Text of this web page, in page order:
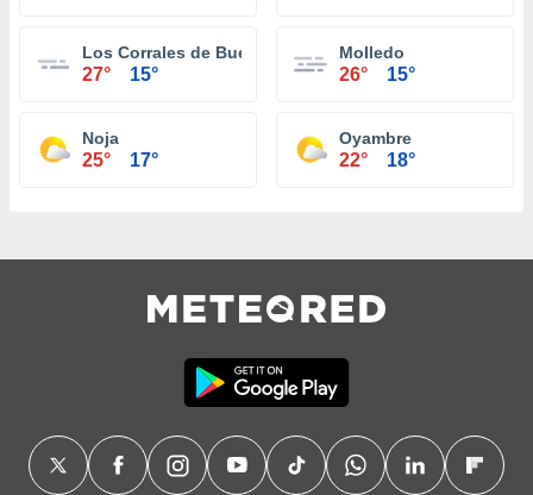
Los Corrales de Buelna
27° 15°
Molledo
26° 15°
Noja
25° 17°
Oyambre
22° 18°